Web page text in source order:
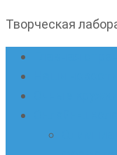
Творческая